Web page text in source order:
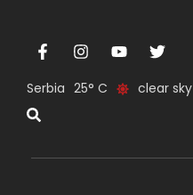
Serbia 25 clear sky